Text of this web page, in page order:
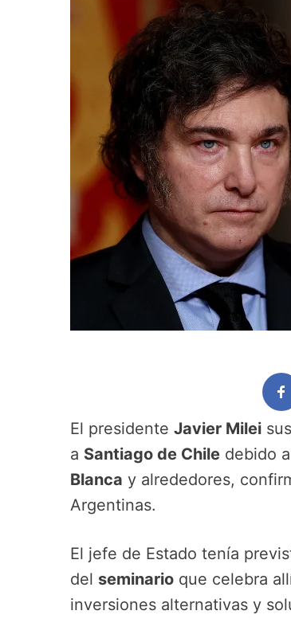
El presidente Javier Milei
a Santiago de Chile debido
Blanca y alrededores,
Argentinas.
El jefe de Estado tenía
del seminario que celebra
inversiones alternativas y